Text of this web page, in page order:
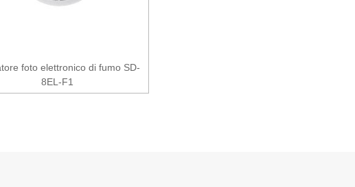
foto elettronico di fumo SD-
8EL-F1